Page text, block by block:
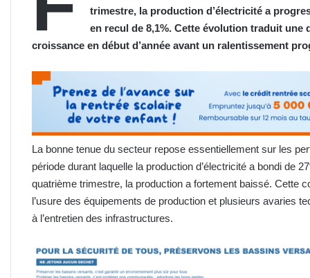
trimestre, la production d’électricité a
en recul de 8,1%. Cette évolution traduit
croissance en début d’année avant un ralentissement
La bonne tenue du secteur repose essentiellement sur les
période durant laquelle la production d’électricité a bondi de
quatrième trimestre, la production a fortement baissé. Cette
l’usure des équipements de production et plusieurs avaries
à l’entretien des infrastructures.